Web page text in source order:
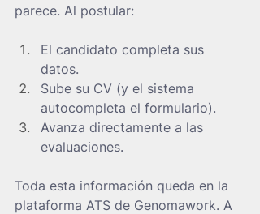
parece. Al postular:
El candidato completa sus
datos.
Sube su CV (y el sistema
autocompleta el formulario).
Avanza directamente a las
evaluaciones.
Toda esta información queda en la
plataforma ATS de Genomawork. A